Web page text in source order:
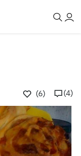
(6) (4)